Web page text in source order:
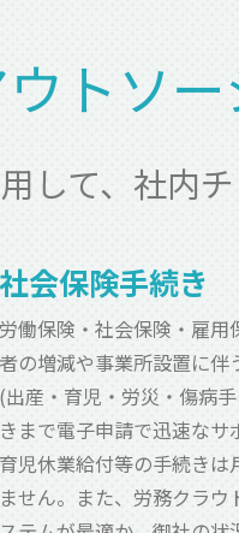
トソ
して、社内
社会保険手続き
労働保険・社会保険・雇
者の増減や事業所設置に
(出産・育児・労災・傷病
きまで電子申請で迅速なサ
育児休業給付等の手続き
ません。また、労務クラ